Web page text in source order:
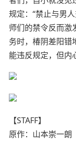
规定：“禁止与男
师们的禁令反而激
务时，椿阴差阳错
能违反规定，但内
【STAFF】
原作：山本崇一朗